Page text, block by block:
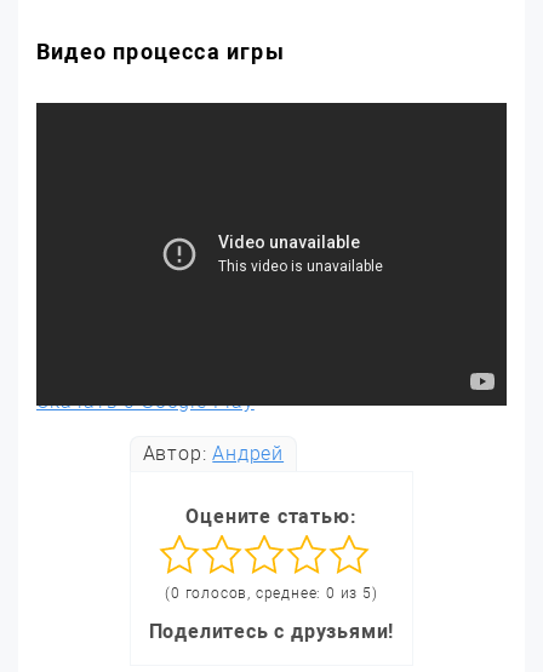
Видео процесса игры
Скачать с Google Play
Автор:Андрей
Оцените статью:
(0 голосов, среднее: 0 из 5)
Поделитесь с друзьями!